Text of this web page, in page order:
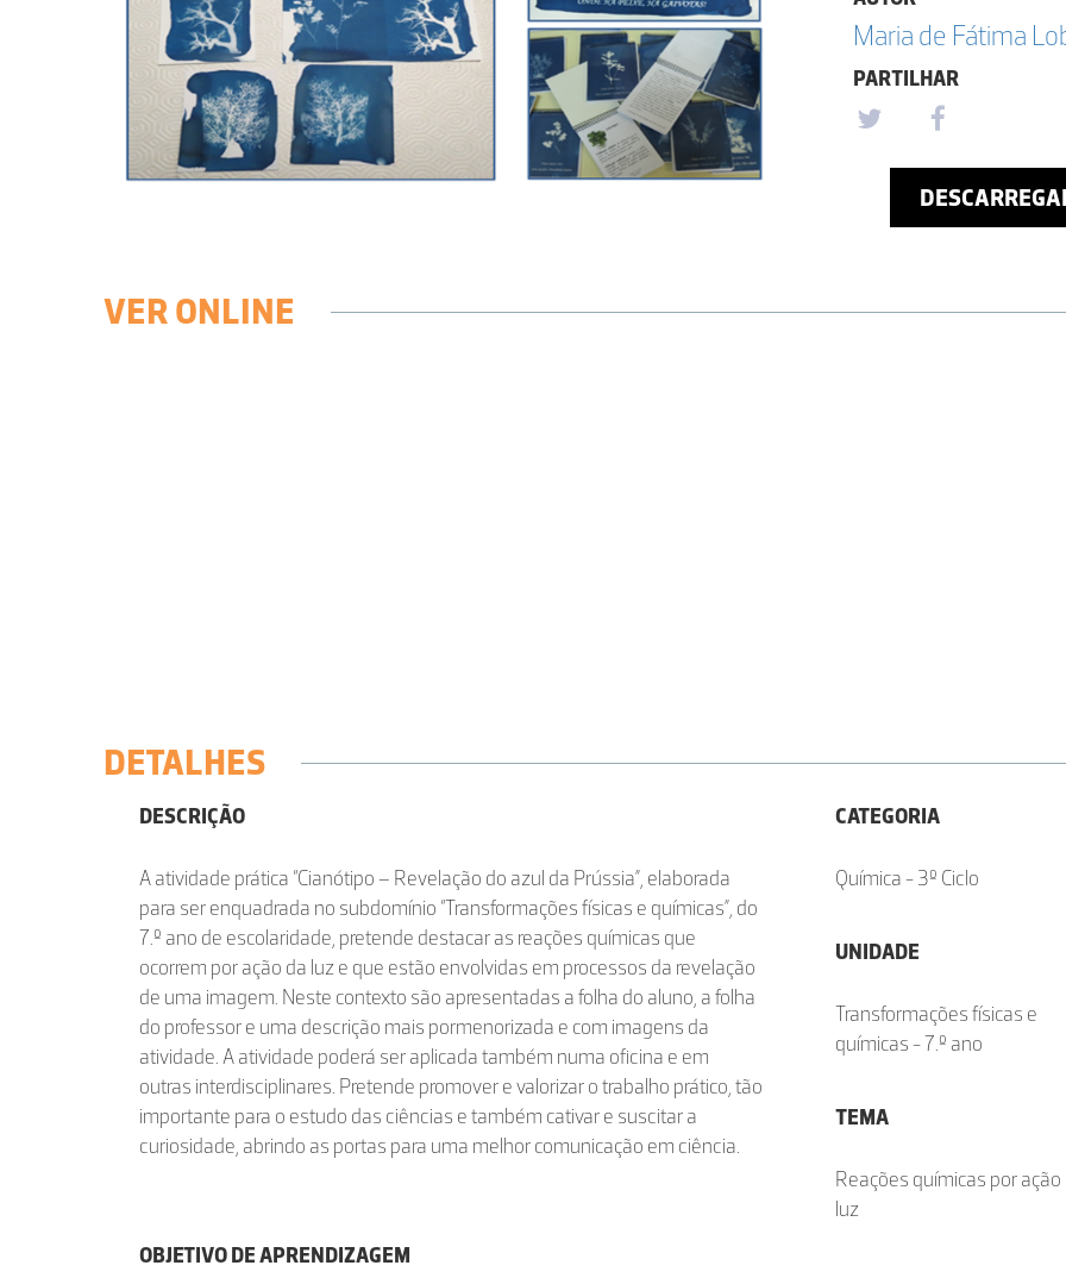
Maria de Fátima
PARTILHAR
VER ONLINE
DETALHES
DESCRIÇÃO
A atividade prática “Cianótipo – Revelação do azul da Prússia”, elaborada
para ser enquadrada no subdomínio “Transformações físicas e químicas”, do
7.º ano de escolaridade, pretende destacar as reações químicas que
ocorrem por ação da luz e que estão envolvidas em processos da revelação
de uma imagem. Neste contexto são apresentadas a folha do aluno, a folha
do professor e uma descrição mais pormenorizada e com imagens da
atividade. A atividade poderá ser aplicada também numa oficina e em
outras interdisciplinares. Pretende promover e valorizar o trabalho prático, tão
importante para o estudo das ciências e também cativar e suscitar a
curiosidade, abrindo as portas para uma melhor comunicação em ciência.
OBJETIVO DE APRENDIZAGEM
CATEGORIA
Química - 3º Ciclo
UNIDADE
Transformações físicas e
químicas - 7.º ano
TEMA
Reações químicas por ação
luz